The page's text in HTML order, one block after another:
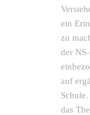
ein
zu
der
auf
das